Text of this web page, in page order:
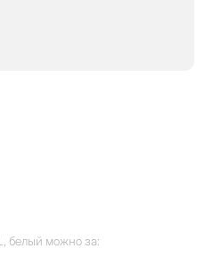
белый можно за: